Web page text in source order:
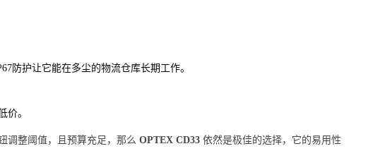
防护让它能在多尘的物流仓库长期工作。
价。
调整阈值，且预算充足，那么 OPTEX CD33依然是极佳的选择，它的易用性